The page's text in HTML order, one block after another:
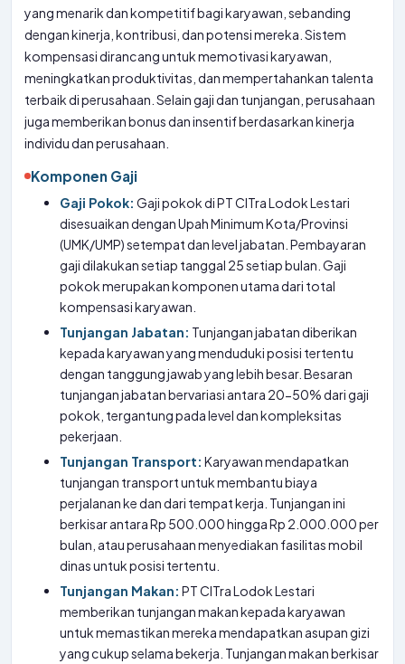
yang menarik dan kompetitif bagi karyawan, sebanding
dengan kinerja, kontribusi, dan potensi mereka. Sistem
kompensasi dirancang untuk memotivasi karyawan,
meningkatkan produktivitas, dan mempertahankan talenta
terbaik di perusahaan. Selain gaji dan tunjangan, perusahaan
juga memberikan bonus dan insentif berdasarkan kinerja
individu dan perusahaan.
Komponen Gaji
Gaji Pokok: Gaji pokok di PT CITra Lodok Lestari
disesuaikan dengan Upah Minimum Kota/Provinsi
(UMK/UMP) setempat dan level jabatan. Pembayaran
gaji dilakukan setiap tanggal 25 setiap bulan. Gaji
pokok merupakan komponen utama dari total
kompensasi karyawan.
Tunjangan Jabatan: Tunjangan jabatan diberikan
kepada karyawan yang menduduki posisi tertentu
dengan tanggung jawab yang lebih besar. Besaran
tunjangan jabatan bervariasi antara 20-50% dari gaji
pokok, tergantung pada level dan kompleksitas
pekerjaan.
Tunjangan Transport: Karyawan mendapatkan
tunjangan transport untuk membantu biaya
perjalanan ke dan dari tempat kerja. Tunjangan ini
berkisar antara Rp 500.000 hingga Rp 2.000.000 per
bulan, atau perusahaan menyediakan fasilitas mobil
dinas untuk posisi tertentu.
Tunjangan Makan: PT CITra Lodok Lestari
memberikan tunjangan makan kepada karyawan
untuk memastikan mereka mendapatkan asupan gizi
yang cukup selama bekerja. Tunjangan makan berkisar